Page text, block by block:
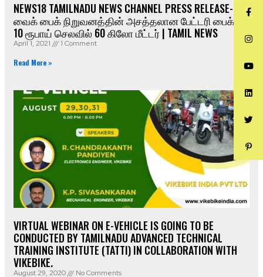
NEWS18 TAMILNADU NEWS CHANNEL PRESS RELEASE-
வைக் பைக் நிறுவனத்தின் அசத்தலான பேட்டரி பைக் –
10 ரூபாய் செலவில் 60 கிலோ மீட்டர் | TAMIL NEWS
April 1, 2021 1 Comment
Read More »
VIRTUAL WEBINAR ON E-VEHICLE IS GOING TO BE
CONDUCTED BY TAMILNADU ADVANCED TECHNICAL
TRAINING INSTITUTE (TATTI) IN COLLABORATION WITH
VIKEBIKE.
August 29, 2020 No Comments